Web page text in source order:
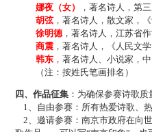
娜夜（女）
，著名诗人，第
胡弦，著名诗人，散文家，
徐明德，著名诗人，江苏省
商震 ，著名诗人，《人民文
韩东 ，著名诗人、小说家，
（注：按姓氏笔画排名）
四、作品征集 ：为确保参赛诗歌
1、自由参赛：所有热爱诗歌、
2、邀请参赛：南京市政府在向